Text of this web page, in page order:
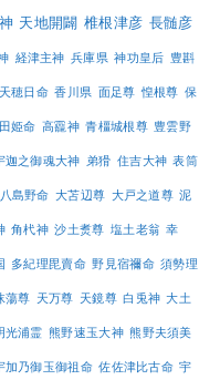
天地開闢 椎根津彦 長髄彦
経津主神 兵庫県 神功皇后 豊斟
天穂日命 香川県 面足尊 惶根尊 保
姫命 高龗神 青橿城根尊 豊雲野
迦之御魂大神 弟猾 住吉大神 表筒
島野命 大苫辺尊 大戸之道尊 泥
角杙神 沙土煑尊 塩土老翁 幸
多紀理毘賣命 野見宿禰命 須勢理
蕩尊 天万尊 天鏡尊 白兎神 大土
光浦霊 熊野速玉大神 熊野夫須美
加乃御玉御祖命 佐佐津比古命 宇